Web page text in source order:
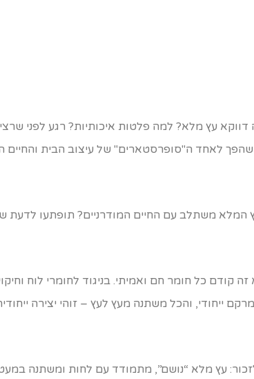
עץ מלא? למה פלטות איכותיות? רגע לפני
לאחד ה"סופרסטארים" של עיצוב הבית והחיים
המלא משתלב עם החיים המודרניים? תופתעו לדעת
קודם כל חומר חם ואמיתי. בניגוד לחומרי לוח
מרקם ייחודי, והכל משתנה מעץ לעץ – זוהי יצירה
עץ מלא “נושם”, מתמודד עם לחות ומשתנה